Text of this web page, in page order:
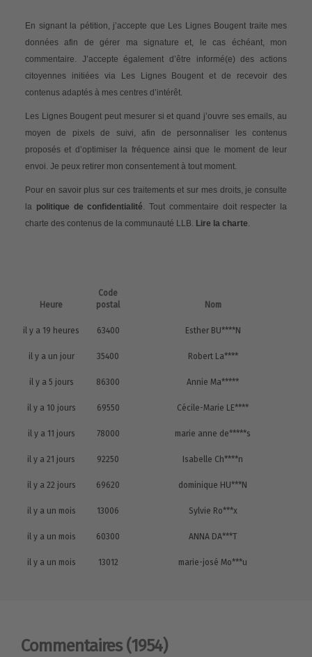
En signant la pétition, j’accepte que Les Lignes Bougent traite mes
données afin de gérer ma signature et, le cas échéant, mon
commentaire. J’accepte également d’être informé(e) des actions
citoyennes initiées via Les Lignes Bougent et de recevoir des
contenus adaptés à mes centres d’intérêt.
Les Lignes Bougent peut mesurer si et quand j’ouvre ses emails, au
moyen de pixels de suivi, afin de personnaliser les contenus
proposés et d’optimiser la fréquence ainsi que le moment de leur
envoi. Je peux retirer mon consentement à tout moment.
Pour en savoir plus sur ces traitements et sur mes droits, je consulte
la politique de confidentialité. Tout commentaire doit respecter la
charte des contenus de la communauté LLB. Lire la charte.
Heure
Code
postal
Nom
il y a 19 heures 63400 Esther BU****N
il y a un jour 35400 Robert La****
il y a 5 jours 86300 Annie Ma*****
il y a 10 jours 69550 Cécile-Marie LE****
il y a 11 jours 78000 marie anne de*****s
il y a 21 jours 92250 Isabelle Ch****n
il y a 22 jours 69620 dominique HU***N
il y a un mois 13006 Sylvie Ro***x
il y a un mois 60300 ANNA DA***T
il y a un mois 13012 marie-josé Mo***u
Commentaires (1954)